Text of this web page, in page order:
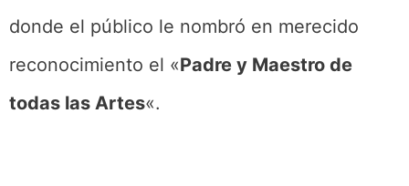
donde el público le nombró en merecido
reconocimiento el «Padre y Maestro de
todas las Artes«.